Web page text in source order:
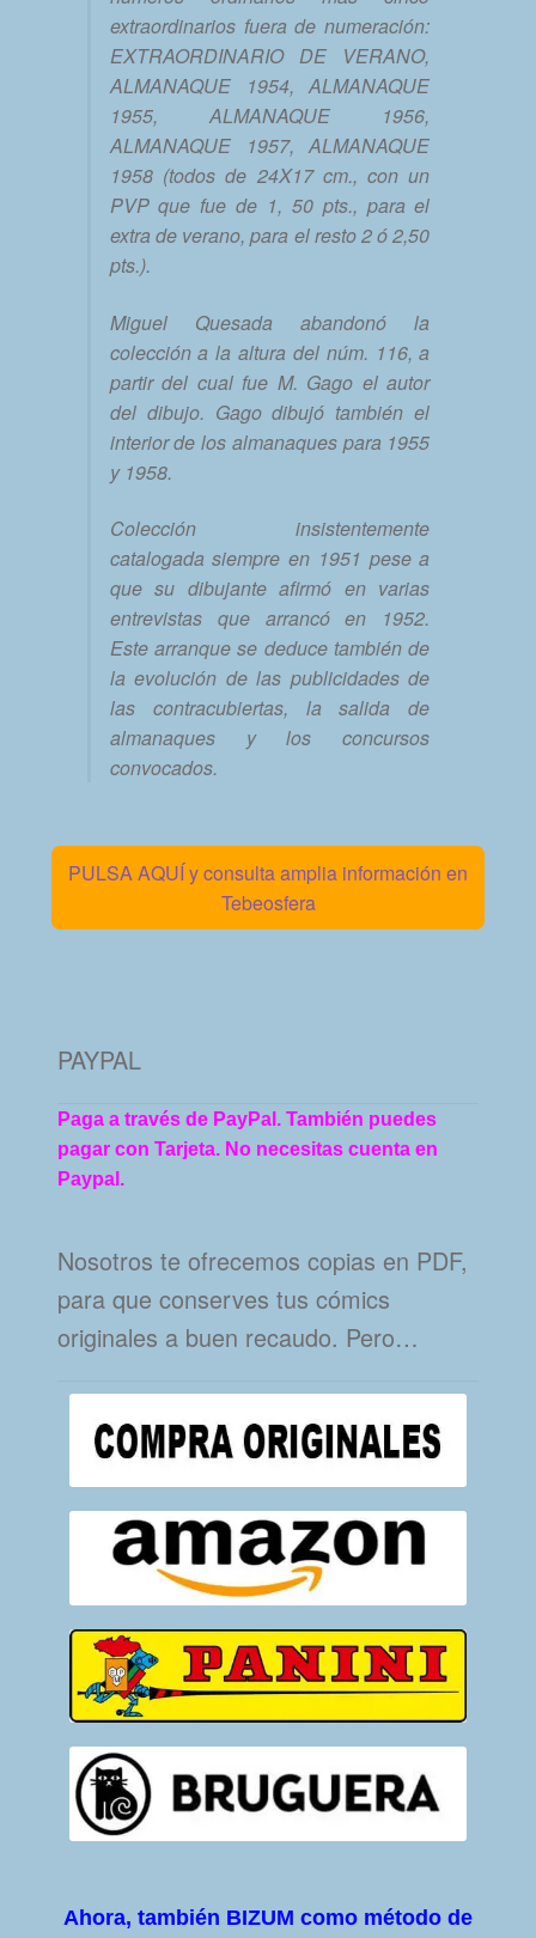
extraordinarios fuera de numeración:
EXTRAORDINARIO DE VERANO,
ALMANAQUE 1954, ALMANAQUE
1955, ALMANAQUE 1956,
ALMANAQUE 1957, ALMANAQUE
1958 (todos de 24X17 cm., con un
PVP que fue de 1, 50 pts., para el
extra de verano, para el resto 2 ó 2,50
pts.).
Miguel Quesada abandonó la
colección a la altura del núm. 116, a
partir del cual fue M. Gago el autor
del dibujo. Gago dibujó también el
interior de los almanaques para 1955
y 1958.
Colección insistentemente
catalogada siempre en 1951 pese a
que su dibujante afirmó en varias
entrevistas que arrancó en 1952.
Este arranque se deduce también de
la evolución de las publicidades de
las contracubiertas, la salida de
almanaques y los concursos
convocados.
PULSA AQUÍ y consulta amplia información en
Tebeosfera
PAYPAL
Paga a través de PayPal. También puedes
pagar con Tarjeta. No necesitas cuenta en
Paypal.
Nosotros te ofrecemos copias en PDF,
para que conserves tus cómics
originales a buen recaudo. Pero…
Ahora, también BIZUM como método de